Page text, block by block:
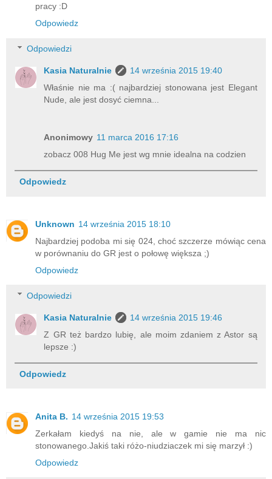
pracy :D
Odpowiedz
Odpowiedzi
Kasia Naturalnie
14 września 2015 19:40
Właśnie nie ma :( najbardziej stonowana jest Elegant
Nude, ale jest dosyć ciemna...
Anonimowy 11 marca 2016 17:16
zobacz 008 Hug Me jest wg mnie idealna na codzien
Odpowiedz
Unknown 14 września 2015 18:10
Najbardziej podoba mi się 024, choć szczerze mówiąc cena
w porównaniu do GR jest o połowę większa ;)
Odpowiedz
Odpowiedzi
Kasia Naturalnie
14 września 2015 19:46
Z GR też bardzo lubię, ale moim zdaniem z Astor są
lepsze :)
Odpowiedz
Anita B. 14 września 2015 19:53
Zerkałam kiedyś na nie, ale w gamie nie ma nic
stonowanego.Jakiś taki różo-niudziaczek mi się marzył :)
Odpowiedz